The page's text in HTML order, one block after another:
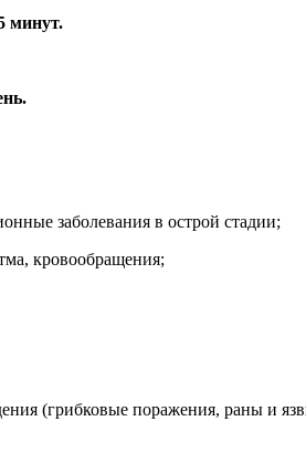
минут.
заболевания в острой стадии;
кровообращения;
(грибковые поражения, раны и